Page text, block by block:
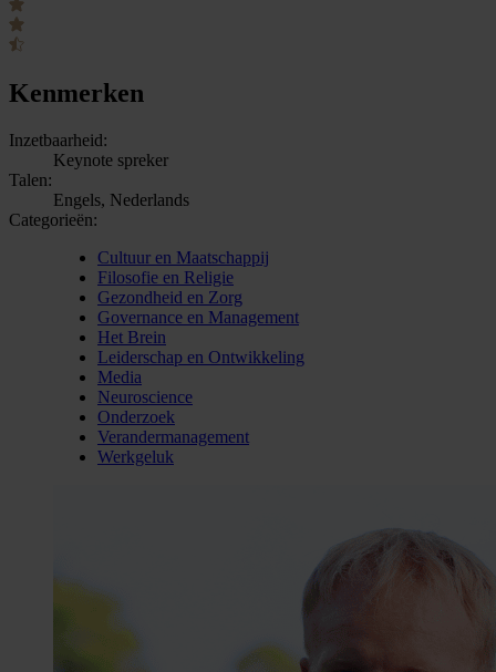
Kenmerken
Inzetbaarheid:
Keynote spreker
Talen:
Engels, Nederlands
Categorieën:
Cultuur en Maatschappij
Filosofie en Religie
Gezondheid en Zorg
Governance en Management
Het Brein
Leiderschap en Ontwikkeling
Media
Neuroscience
Onderzoek
Verandermanagement
Werkgeluk